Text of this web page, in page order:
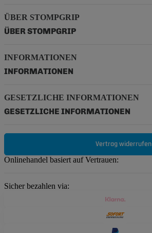
ÜBER STOMPGRIP
ÜBER STOMPGRIP
INFORMATIONEN
INFORMATIONEN
GESETZLICHE INFORMATIONEN
GESETZLICHE INFORMATIONEN
Vertrag widerrufen
Onlinehandel basiert auf Vertrauen:
Sicher bezahlen via: